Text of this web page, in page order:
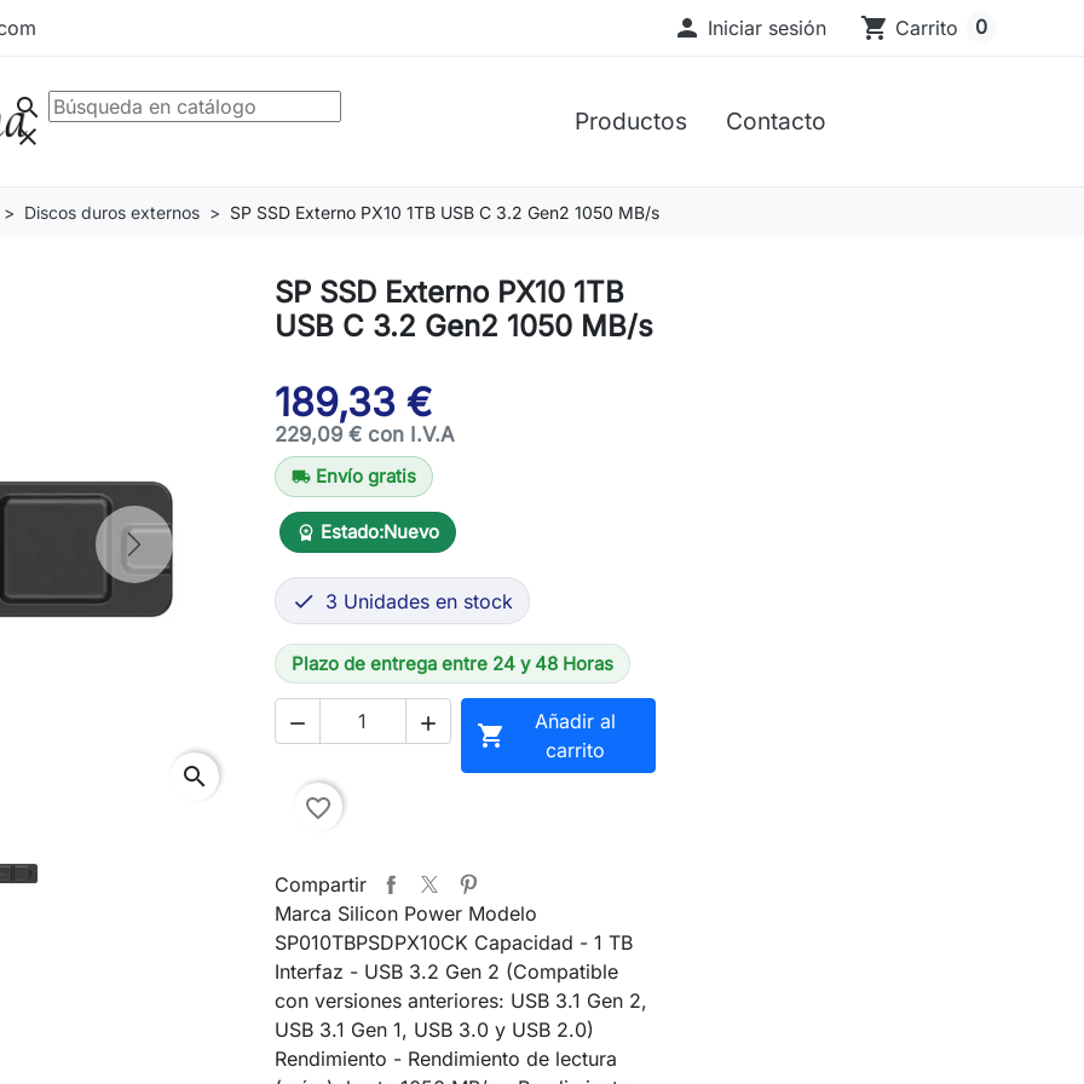
 Iniciar sesión shopping_cart Carrito 0
Productos Contacto
search
clear
Discos duros externos SP SSD Externo PX10 1TB USB C 3.2 Gen2 1050 MB/s
Next
SP SSD Externo PX10 1TB
USB C 3.2 Gen2 1050 MB/s
189,33 €
229,09 € con I.V.A
local_shipping Envío gratis
workspace_premium Estado:Nuevo
 3 Unidades en stock
Plazo de entrega entre 24 y 48 Horas
  
Añadir al
carrito
favorite_border
Compartir
Marca Silicon Power Modelo
SP010TBPSDPX10CK Capacidad - 1 TB
Interfaz - USB 3.2 Gen 2 (Compatible
con versiones anteriores: USB 3.1 Gen 2,
USB 3.1 Gen 1, USB 3.0 y USB 2.0)
Rendimiento - Rendimiento de lectura